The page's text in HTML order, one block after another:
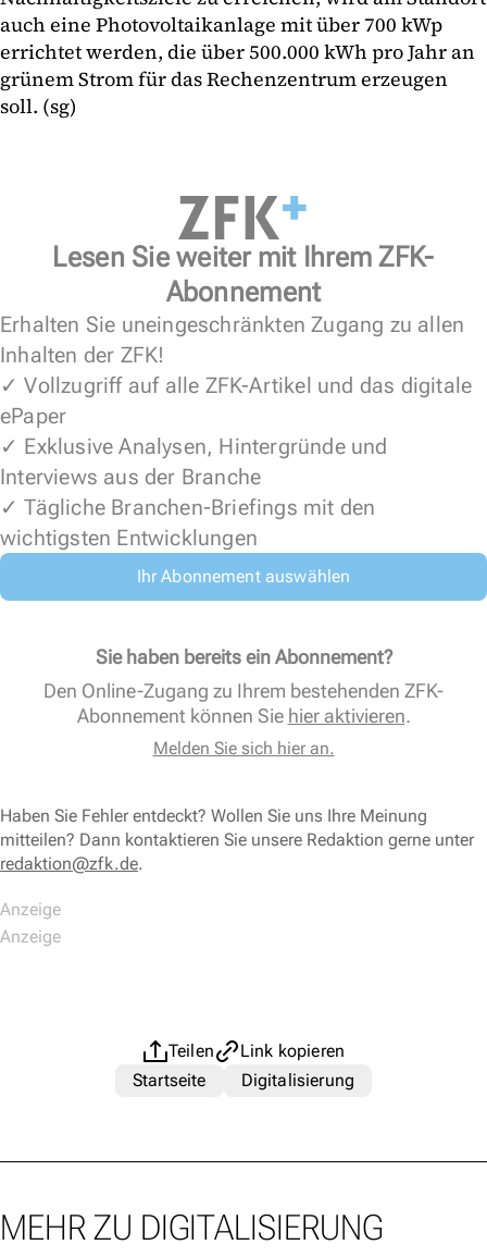
auch eine Photovoltaikanlage mit über 700 kWp
errichtet werden, die über 500.000 kWh pro Jahr an
grünem Strom für das Rechenzentrum erzeugen
soll. (sg)
Lesen Sie weiter mit Ihrem ZFK-
Abonnement
Erhalten Sie uneingeschränkten Zugang zu allen
Inhalten der ZFK!
✓ Vollzugriff auf alle ZFK-Artikel und das digitale
ePaper
✓ Exklusive Analysen, Hintergründe und
Interviews aus der Branche
✓ Tägliche Branchen-Briefings mit den
wichtigsten Entwicklungen
Ihr Abonnement auswählen
Sie haben bereits ein Abonnement?
Den Online-Zugang zu Ihrem bestehenden ZFK-
Abonnement können Sie hier aktivieren.
Melden Sie sich hier an.
Haben Sie Fehler entdeckt? Wollen Sie uns Ihre Meinung
mitteilen? Dann kontaktieren Sie unsere Redaktion gerne unter
redaktion@zfk.de.
Teilen
Link kopieren
Startseite
Digitalisierung
MEHR ZU DIGITALISIERUNG